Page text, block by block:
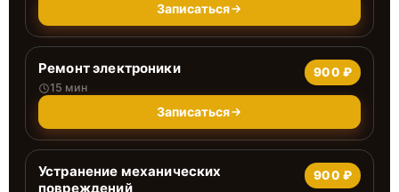
Записаться
Ремонт электроники
15 мин
900 ₽
Записаться
Устранение механических
повреждений
900 ₽